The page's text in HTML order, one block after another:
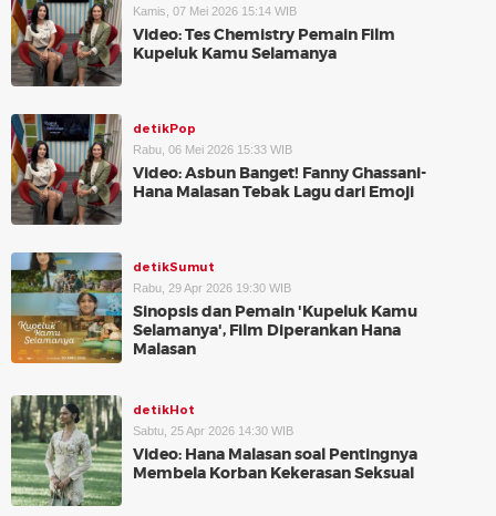
Kamis, 07 Mei 2026 15:14 WIB
Video: Tes Chemistry Pemain Film
Kupeluk Kamu Selamanya
detikPop
Rabu, 06 Mei 2026 15:33 WIB
Video: Asbun Banget! Fanny Ghassani-
Hana Malasan Tebak Lagu dari Emoji
detikSumut
Rabu, 29 Apr 2026 19:30 WIB
Sinopsis dan Pemain 'Kupeluk Kamu
Selamanya', Film Diperankan Hana
Malasan
detikHot
Sabtu, 25 Apr 2026 14:30 WIB
Video: Hana Malasan soal Pentingnya
Membela Korban Kekerasan Seksual